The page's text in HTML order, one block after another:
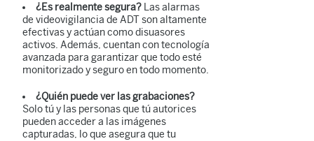
¿Es realmente segura? Las alarmas
de videovigilancia de ADT son altamente
efectivas y actúan como disuasores
activos. Además, cuentan con tecnología
avanzada para garantizar que todo esté
monitorizado y seguro en todo momento.
¿Quién puede ver las grabaciones?
Solo tú y las personas que tú autorices
pueden acceder a las imágenes
capturadas, lo que asegura que tu